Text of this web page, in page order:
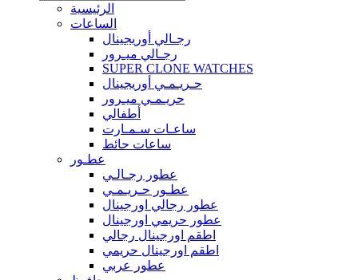
الرئيسية
الساعات
رجـالي أوريجينال
رجـالي ميـرور
SUPER CLONE WATCHES
حـريـمـي أوريجينال
حريـمـي ميـرور
أطفالي
ساعـات سـمـارت
ساعات حائط
عطـور
عطور رجـالـي
عطـور حـريـمـي
عطور رجالي اورجينال
عطور حريمي اورجينال
اطقم اورجينال رجالي
اطقم اورجينال حريمي
عطور عربي